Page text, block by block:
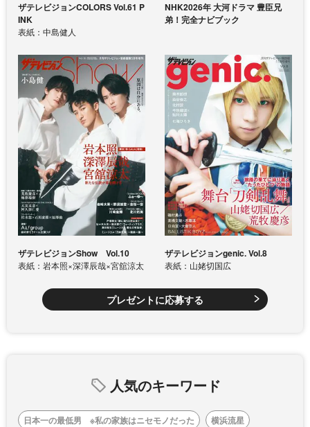
ザテレビジョンCOLORS Vol.61 P
INK
表紙：中島健人
NHK2026年 大河ドラマ 豊臣兄
弟！完全ナビブック
ザテレビジョンShow Vol.10
表紙：岩本照×深澤辰哉×宮舘涼太
ザテレビジョンgenic. Vol.8
表紙：山姥切国広
プレゼントに応募する
人気のキーワード
日本一の最低男 ※私の家族はニセモノだった
横浜流星